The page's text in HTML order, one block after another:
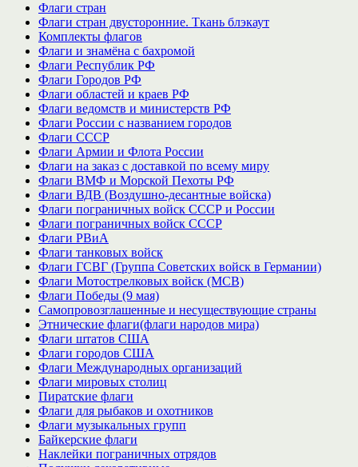
Флаги стран
Флаги стран двусторонние. Ткань блэкаут
Комплекты флагов
Флаги и знамёна с бахромой
Флаги Республик РФ
Флаги Городов РФ
Флаги областей и краев РФ
Флаги ведомств и министерств РФ
Флаги России с названием городов
Флаги СССР
Флаги Армии и Флота России
Флаги на заказ с доставкой по всему миру
Флаги ВМФ и Морской Пехоты РФ
Флаги ВДВ (Воздушно-десантные войска)
Флаги пограничных войск СССР и России
Флаги пограничных войск СССР
Флаги РВиА
Флаги танковых войск
Флаги ГСВГ (Группа Советских войск в Германии)
Флаги Мотострелковых войск (МСВ)
Флаги Победы (9 мая)
Самопровозглашенные и несуществующие страны
Этнические флаги(флаги народов мира)
Флаги штатов США
Флаги городов США
Флаги Международных организаций
Флаги мировых столиц
Пиратские флаги
Флаги для рыбаков и охотников
Флаги музыкальных групп
Байкерские флаги
Наклейки пограничных отрядов